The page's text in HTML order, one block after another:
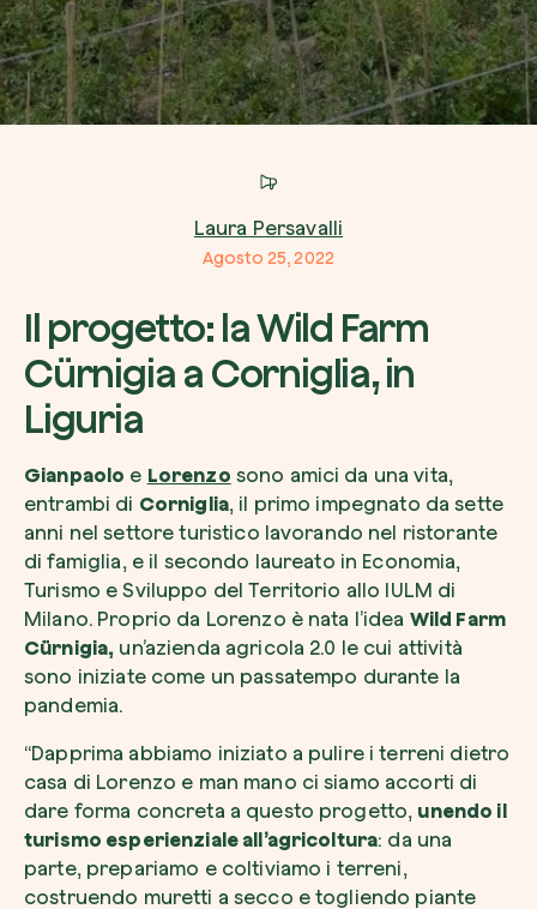
Laura Persavalli
Agosto 25, 2022
Il progetto: la Wild Farm
Cürnigia a Corniglia, in
Liguria
Gianpaolo e Lorenzo sono amici da una vita,
entrambi di Corniglia, il primo impegnato da sette
anni nel settore turistico lavorando nel ristorante
di famiglia, e il secondo laureato in Economia,
Turismo e Sviluppo del Territorio allo IULM di
Milano. Proprio da Lorenzo è nata l’idea Wild Farm
Cürnigia, un’azienda agricola 2.0 le cui attività
sono iniziate come un passatempo durante la
pandemia.
“Dapprima abbiamo iniziato a pulire i terreni dietro
casa di Lorenzo e man mano ci siamo accorti di
dare forma concreta a questo progetto, unendo il
turismo esperienziale all’agricoltura: da una
parte, prepariamo e coltiviamo i terreni,
costruendo muretti a secco e togliendo piante
Pianta una foresta in un’area del mondo a
specie.
Piantalo ora
Azienda*
Come possiamo aiutarti?*
Come ci hai conosciuto
Voglio ricevere comunicazioni e
Accetto l’informativa sullaPrivacydi
Non compilare questo campo
Invia richiesta